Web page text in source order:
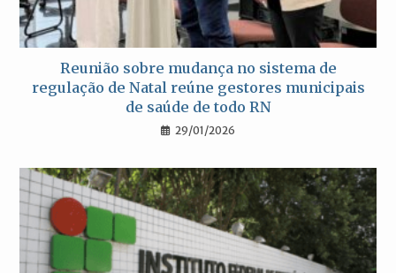
Reunião sobre mudança no sistema de
regulação de Natal reúne gestores municipais
de saúde de todo RN
29/01/2026